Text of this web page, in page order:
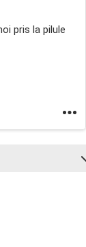
pris la pilule